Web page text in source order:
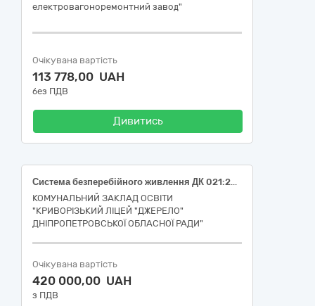
електровагоноремонтний завод"
Очікувана вартість
113 778,00 UAH
без ПДВ
Дивитись
Система безперебійного живлення ДК 021:2015 31150000-2 Баласти для розрядних ламп чи трубок
КОМУНАЛЬНИЙ ЗАКЛАД ОСВІТИ
"КРИВОРІЗЬКИЙ ЛІЦЕЙ "ДЖЕРЕЛО"
ДНІПРОПЕТРОВСЬКОЇ ОБЛАСНОЇ РАДИ"
Очікувана вартість
420 000,00 UAH
з ПДВ